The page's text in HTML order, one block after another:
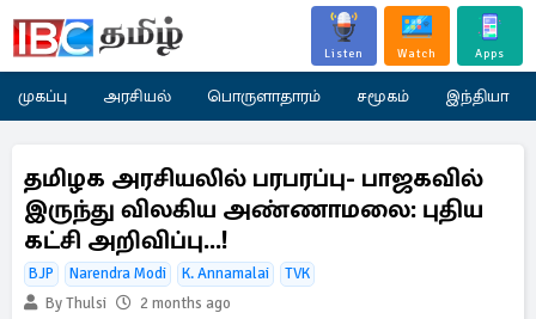
Listen Watch Apps
முகப்பு அரசியல் பொருளாதாரம் சமூகம் இந்தியா
தமிழக அரசியலில் பரபரப்பு- பாஜகவில்
இருந்து விலகிய அண்ணாமலை: புதிய
கட்சி அறிவிப்பு...!
BJP Narendra Modi K. Annamalai
TVK
By Thulsi
2 months ago